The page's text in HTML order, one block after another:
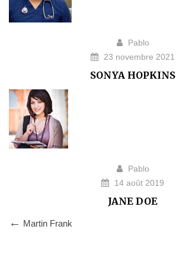
Pablo
23 novembre 2021
SONYA HOPKINS
Pablo
14 août 2019
JANE DOE
Martin Frank